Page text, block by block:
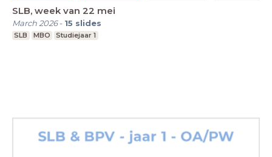
SLB, week van 22 mei
March 2026- 15 slides
SLB MBO Studiejaar 1